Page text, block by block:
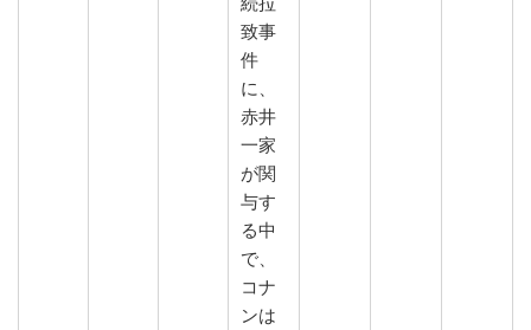
致事
件
に、
赤井
一家
が関
与す
る中
で、
コナ
ンは